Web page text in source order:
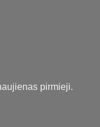
pirmieji.